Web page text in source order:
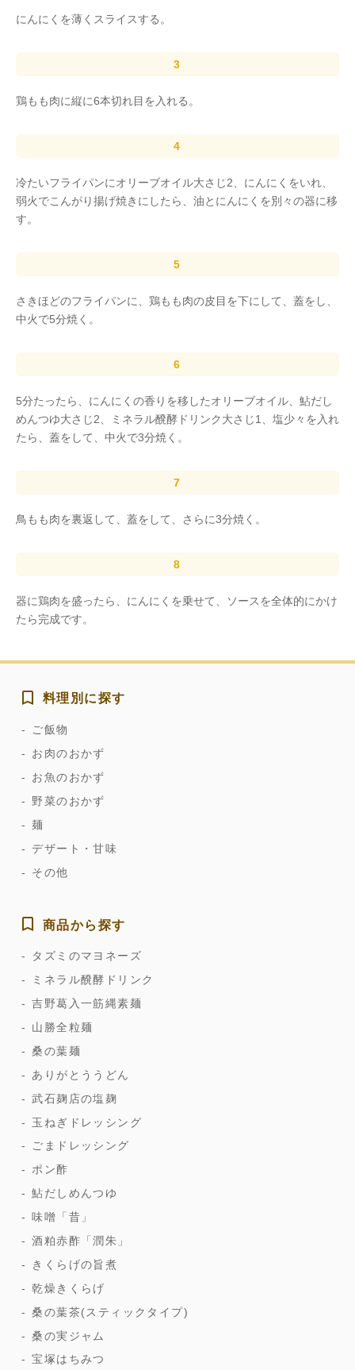
にんにくを薄くスライスする。
鶏もも肉に縦に6本切れ目を入れる。
冷たいフライパンにオリーブオイル大さじ2、にんにくをいれ、
弱火でこんがり揚げ焼きにしたら、油とにんにくを別々の器に移
す。
さきほどのフライパンに、鶏もも肉の皮目を下にして、蓋をし、
中火で5分焼く。
5分たったら、にんにくの香りを移したオリーブオイル、鮎だし
めんつゆ大さじ2、ミネラル醗酵ドリンク大さじ1、塩少々を入れ
たら、蓋をして、中火で3分焼く。
鳥もも肉を裏返して、蓋をして、さらに3分焼く。
器に鶏肉を盛ったら、にんにくを乗せて、ソースを全体的にかけ
たら完成です。
料理別に探す
ご飯物
お肉のおかず
お魚のおかず
野菜のおかず
麺
デザート・甘味
その他
商品から探す
タズミのマヨネーズ
ミネラル醗酵ドリンク
吉野葛入一筋縄素麺
山勝全粒麺
桑の葉麺
ありがとううどん
武石麹店の塩麹
玉ねぎドレッシング
ごまドレッシング
ポン酢
鮎だしめんつゆ
味噌「昔」
酒粕赤酢「潤朱」
きくらげの旨煮
乾燥きくらげ
桑の葉茶(スティックタイプ)
桑の実ジャム
宝塚はちみつ